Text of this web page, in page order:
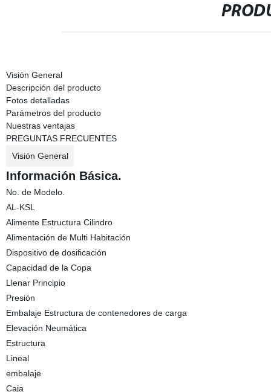
Visión General
Descripción del producto
Fotos detalladas
Parámetros del producto
Nuestras ventajas
PREGUNTAS FRECUENTES
Visión General
Información Básica.
No. de Modelo.
AL-KSL
Alimente Estructura Cilindro
Alimentación de Multi Habitación
Dispositivo de dosificación
Capacidad de la Copa
Llenar Principio
Presión
Embalaje Estructura de contenedores de carga
Elevación Neumática
Estructura
Lineal
embalaje
Caja